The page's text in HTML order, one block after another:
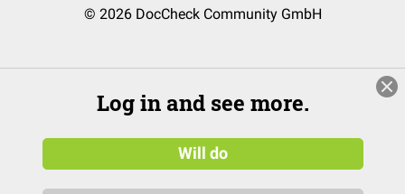
© 2026 DocCheck Community GmbH
Log in and see more.
Will do